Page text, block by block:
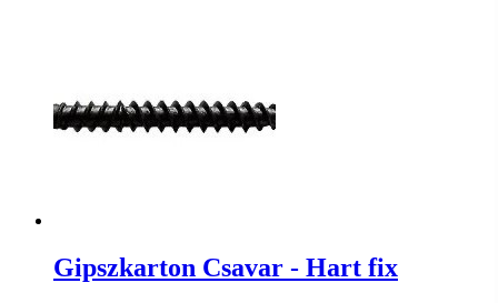
Gipszkarton Csavar - Hart fix